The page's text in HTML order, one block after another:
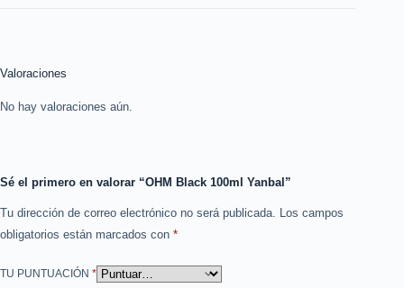
Valoraciones
No hay valoraciones aún.
Sé el primero en valorar “OHM Black 100ml Yanbal”
Tu dirección de correo electrónico no será publicada.
Los campos
obligatorios están marcados con *
TU PUNTUACIÓN *